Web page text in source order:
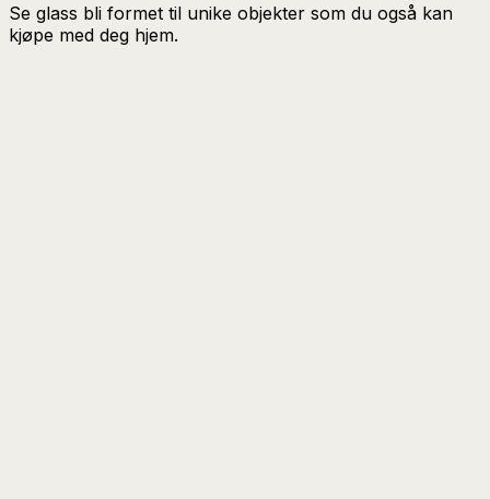
Se glass bli formet til unike objekter som du også kan
kjøpe med deg hjem.